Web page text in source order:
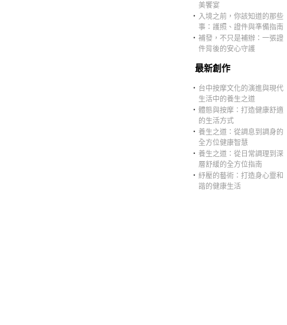
美饗宴
‧ 入境之前，你該知道的那些
事：護照、證件與準備指南
‧ 補發，不只是補辦：一張證
件背後的安心守護
最新創作
‧ 台中按摩文化的演進與現代
生活中的養生之道
‧ 體態與按摩：打造健康舒適
的生活方式
‧ 養生之道：從調息到調身的
全方位健康智慧
‧ 養生之道：從日常調理到深
層舒緩的全方位指南
‧ 紓壓的藝術：打造身心靈和
諧的健康生活